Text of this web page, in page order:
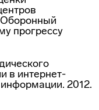
Оборонный
прогрессу
в интернет-
2012.